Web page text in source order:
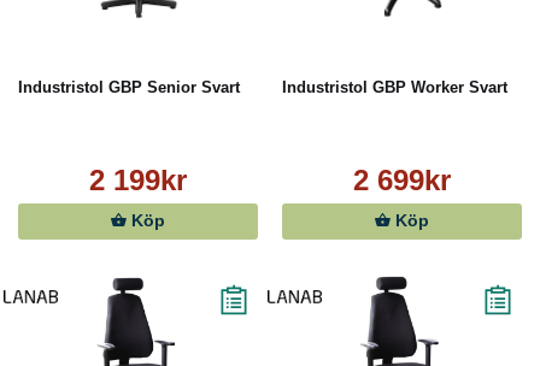
Industristol GBP Senior Svart
2 199kr
Köp
Industristol GBP Worker Svart
2 699kr
Köp